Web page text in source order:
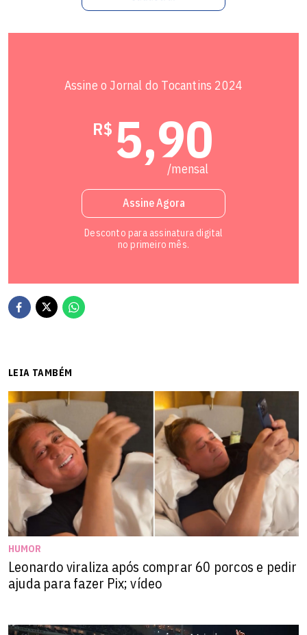
Assine o Jornal do Tocantins 2024
R$ 5,90
/mensal
Assine Agora
Desconto para assinatura digital
no primeiro mês.
LEIA TAMBÉM
HUMOR
Leonardo viraliza após comprar 60 porcos e pedir
ajuda para fazer Pix; vídeo